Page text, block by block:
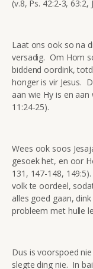
(v.8, Ps. 42:2-3, 63:2,
Laat ons ook so na
versadig. Om Hom
biddend oordink,
honger is vir Jesus.
aan wie Hy is en
11:24-25).
Wees ook soos
gesoek het, en oor
131, 147-148,
volk te oordeel,
alles goed gaan,
probleem met hulle
Dus is voorspoed
slegte ding nie. In